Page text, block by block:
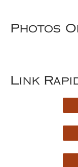
Photos
Link